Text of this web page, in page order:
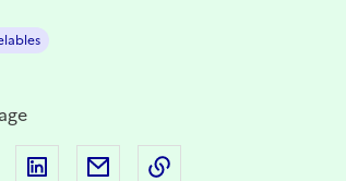
sur Facebook
Partager sur Twitter
Partager sur LinkedIn
Partager par email